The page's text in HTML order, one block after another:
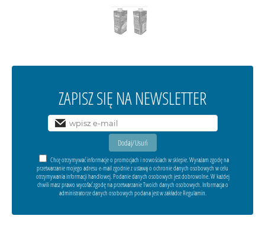
ZAPISZ SIĘ NA NEWSLETTER
Chcę otrzymywać informacje o promocjach i nowościach w sklepie. Wyrażam zgodę na
przetwarzanie mojego adresu e-mail zgodnie z ustawą o ochronie danych osobowych w celu
otrzymywania informacji handlowej. Podanie danych osobowych jest dobrowolne. W każdej
chwili masz prawo wycofać zgodę na przetwarzanie Twoich danych osobowych. Informacja o
administratorze danych osobowych podana jest w zakładce Regulamin.